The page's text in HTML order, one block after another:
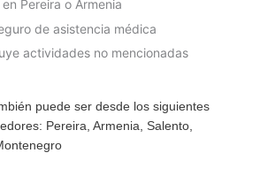
en Pereira o Armenia
de asistencia médica​
actividades no mencionadas​
puede ser desde los siguientes
Pereira, Armenia, Salento,